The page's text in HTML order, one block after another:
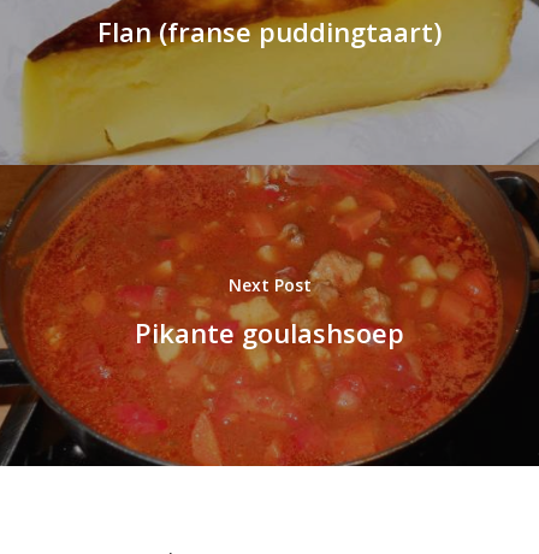
Flan (franse puddingtaart)
Next Post
Pikante goulashsoep